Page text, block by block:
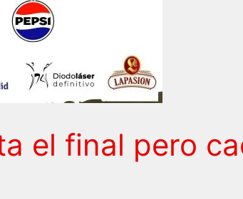
el final pero